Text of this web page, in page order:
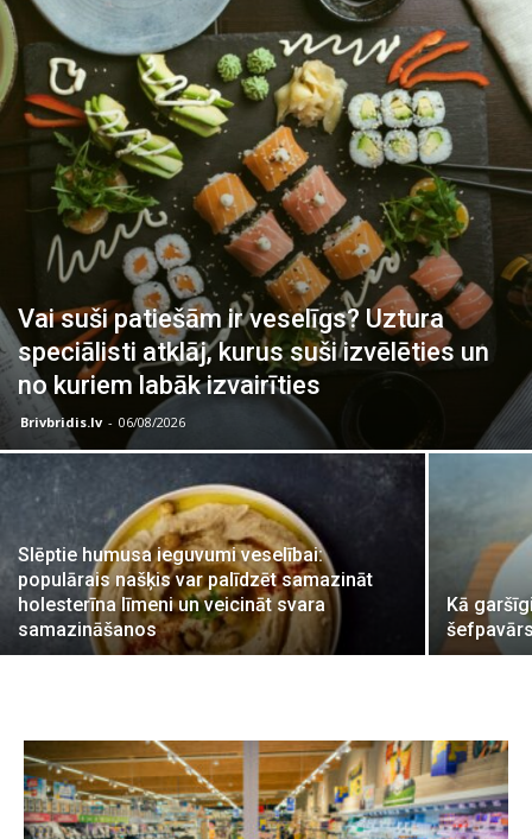
Vai suši patiešām ir veselīgs? Uztura
speciālisti atklāj, kurus suši izvēlēties un
no kuriem labāk izvairīties
Brivbridis.lv - 06/08/2026
Slēptie humusa ieguvumi veselībai:
populārais našķis var palīdzēt samazināt
holesterīna līmeni un veicināt svara
samazināšanos
Kā